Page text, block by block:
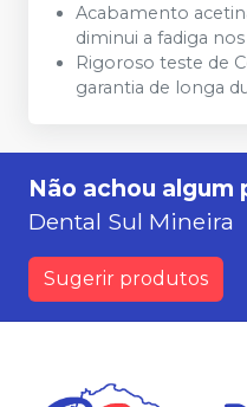
Acabamento
diminui a fadiga
Rigoroso teste de
garantia de longa
Não achou algum
Dental Sul Mineira
Sugerir produtos